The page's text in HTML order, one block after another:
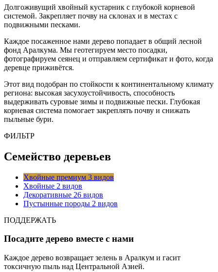
Долгоживущий хвойный кустарник с глубокой корневой
системой. Закрепляет почву на склонах и в местах с
подвижными песками.
Каждое посаженное нами дерево попадает в общий лесной
фонд Аралкума. Мы геотегируем место посадки,
фотографируем сеянец и отправляем сертификат и фото, когда
деревце приживётся.
Этот вид подобран по стойкости к континентальному климату
региона: высокая засухоустойчивость, способность
выдерживать суровые зимы и подвижные пески. Глубокая
корневая система помогает закреплять почву и снижать
пыльные бури.
ФИЛЬТР
Семейство деревьев
Хвойные премиум 3 видов
Хвойные 2 видов
Декоративные 26 видов
Пустынные породы 2 видов
ПОДДЕРЖАТЬ
Посадите дерево вместе с нами
Каждое дерево возвращает зелень в Аралкум и гасит
токсичную пыль над Центральной Азией.